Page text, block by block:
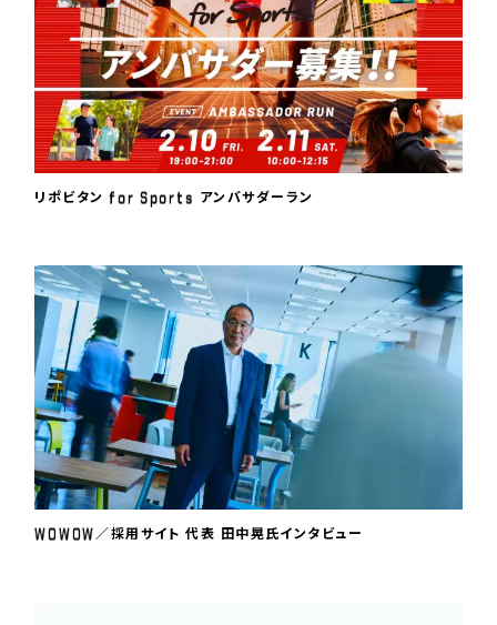
リポビタン for Sports アンバサダーラン
WOWOW／採用サイト 代表 田中晃氏インタビュー